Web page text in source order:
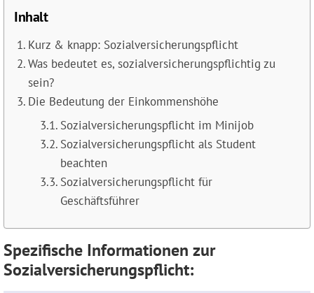
Inhalt
Kurz & knapp: Sozialversicherungspflicht
Was bedeutet es, sozialversicherungspflichtig zu
sein?
Die Bedeutung der Einkommenshöhe
Sozialversicherungspflicht im Minijob
Sozialversicherungspflicht als Student
beachten
Sozialversicherungspflicht für
Geschäftsführer
Spezifische Informationen zur
Sozialversicherungspflicht: